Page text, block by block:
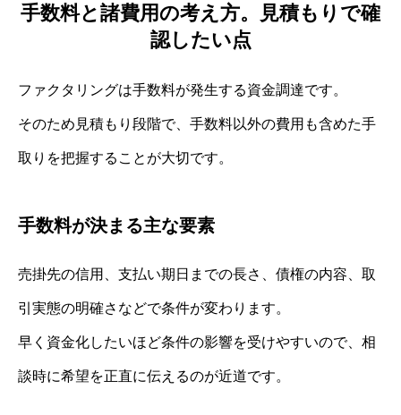
手数料と諸費用の考え方。見積もりで確
認したい点
ファクタリングは手数料が発生する資金調達です。
そのため見積もり段階で、手数料以外の費用も含めた手
取りを把握することが大切です。
手数料が決まる主な要素
売掛先の信用、支払い期日までの長さ、債権の内容、取
引実態の明確さなどで条件が変わります。
早く資金化したいほど条件の影響を受けやすいので、相
談時に希望を正直に伝えるのが近道です。